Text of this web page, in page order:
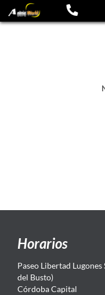
Horarios
Paseo Libertad
del Busto)
Córdoba Capital